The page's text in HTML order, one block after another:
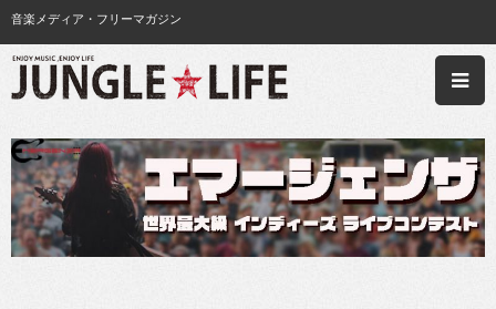
音楽メディア・フリーマガジン